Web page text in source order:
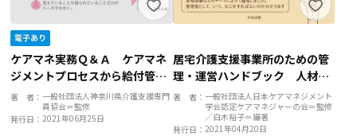
ケアマネ実務Ｑ＆Ａ ケアマネ
ジメントプロセスから給付管理
まで
著 者： 一般社団法人神奈川県介護支援専門
員協会＝監修
発行日：2021年06月25日
居宅介護支援事業所のための管
理・運営ハンドブック 人材育
成からリスクマネジメント、実
地指導まで
著 者： 一般社団法人日本ケアマネジメント
学会認定ケアマネジャーの会＝監修
／白木裕子＝編著
発行日： 2021年04月20日